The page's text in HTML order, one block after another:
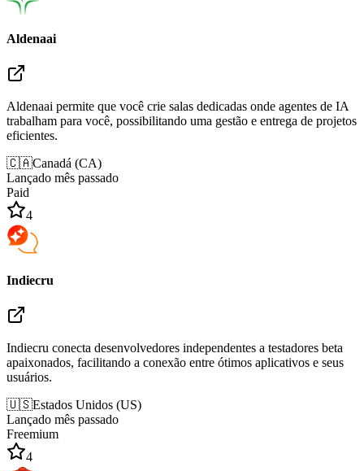
Aldenaai
Aldenaai permite que você crie salas dedicadas onde agentes de IA
trabalham para você, possibilitando uma gestão e entrega de projetos
eficientes.
🇨🇦Canadá (CA)
Lançado mês passado
Paid
4
Indiecru
Indiecru conecta desenvolvedores independentes a testadores beta
apaixonados, facilitando a conexão entre ótimos aplicativos e seus
usuários.
🇺🇸Estados Unidos (US)
Lançado mês passado
Freemium
4